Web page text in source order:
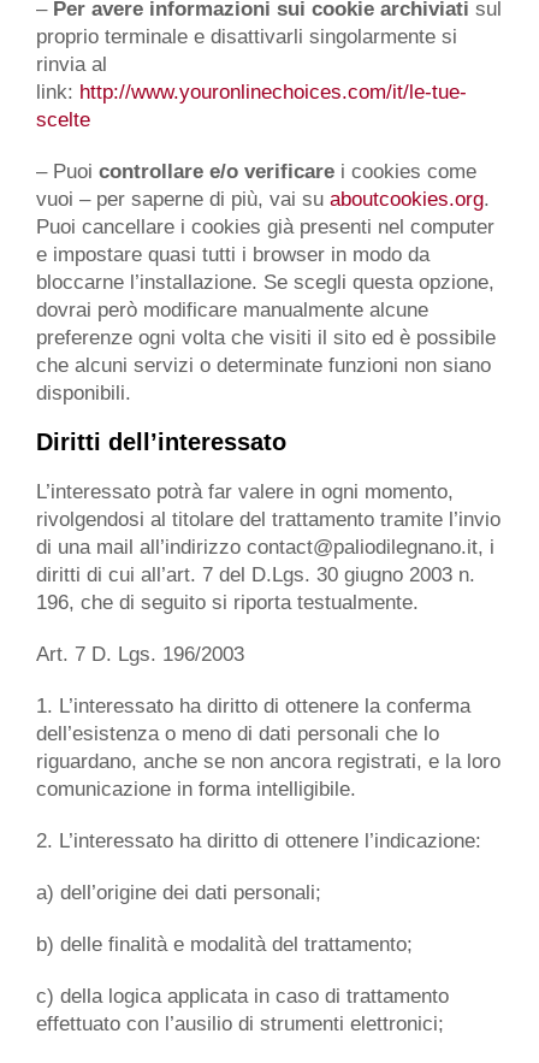
– Per avere informazioni sui cookie archiviati sul
proprio terminale e disattivarli singolarmente si
rinvia al
link: http://www.youronlinechoices.com/it/le-tue-
scelte
– Puoi controllare e/o verificare i cookies come
vuoi – per saperne di più, vai su aboutcookies.org.
Puoi cancellare i cookies già presenti nel computer
e impostare quasi tutti i browser in modo da
bloccarne l’installazione. Se scegli questa opzione,
dovrai però modificare manualmente alcune
preferenze ogni volta che visiti il sito ed è possibile
che alcuni servizi o determinate funzioni non siano
disponibili.
Diritti dell’interessato
L’interessato potrà far valere in ogni momento,
rivolgendosi al titolare del trattamento tramite l’invio
di una mail all’indirizzo contact@paliodilegnano.it, i
diritti di cui all’art. 7 del D.Lgs. 30 giugno 2003 n.
196, che di seguito si riporta testualmente.
Art. 7 D. Lgs. 196/2003
1. L’interessato ha diritto di ottenere la conferma
dell’esistenza o meno di dati personali che lo
riguardano, anche se non ancora registrati, e la loro
comunicazione in forma intelligibile.
2. L’interessato ha diritto di ottenere l’indicazione:
a) dell’origine dei dati personali;
b) delle finalità e modalità del trattamento;
c) della logica applicata in caso di trattamento
effettuato con l’ausilio di strumenti elettronici;